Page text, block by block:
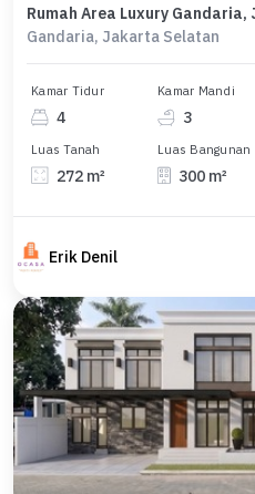
Gandaria, Jakarta Selatan
Kamar Tidur
4
Kamar Mandi
3
Luas Tanah
272 m²
Luas Bangunan
300 m²
Erik Denil